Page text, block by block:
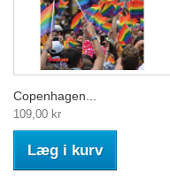
Copenhagen...
109,00 kr
Læg i kurv